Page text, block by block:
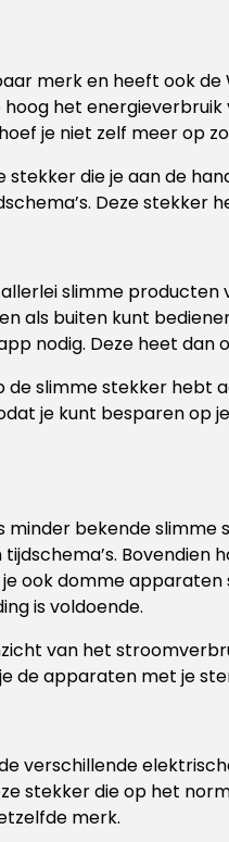
merk en heeft ook
het
je niet zelf meer op
stekker die je aan de
Deze stekker
slimme
als buiten kunt
nodig. Deze heet dan
slimme stekker hebt
je kunt besparen op
minder bekende
ook domme
is voldoende.
van het
de apparaten met je
verschillende
stekker die op het
merk.